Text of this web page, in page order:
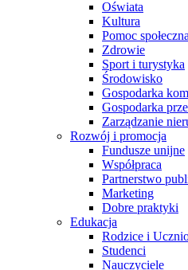
Oświata
Kultura
Pomoc społeczna
Zdrowie
Sport i turystyka
Środowisko
Gospodarka
Gospodarka
Zarządzanie
Rozwój i promocja
Fundusze unijne
Współpraca
Partnerstwo
Marketing
Dobre praktyki
Edukacja
Rodzice i
Studenci
Nauczyciele